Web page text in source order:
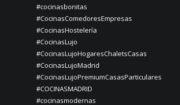
#cocinasbonitas
#CocinasComedoresEmpresas
#CocinasHostelería
#CocinasLujo
#CocinasLujoHogaresChaletsCasas
#CocinasLujoMadrid
#CocinasLujoPremiumCasasParticulares
#COCINASMADRID
#cocinasmodernas